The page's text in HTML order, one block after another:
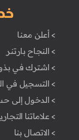
> أعلن معنا
> النجاح بارتنر
> اشترك في
> التسجيل في
> الدخول إلى
> علاماتنا
> الاتصال بنا